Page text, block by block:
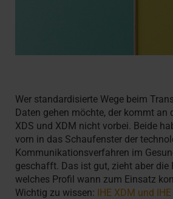
Wer standardisierte Wege beim
Daten gehen möchte, der kommt an
XDS und XDM nicht vorbei. Beide
vorn in das Schaufenster der
Kommunikationsverfahren im
geschafft. Das ist gut, zieht aber die
welches Profil wann zum Einsatz
Wichtig zu wissen: IHE XDM und IHE